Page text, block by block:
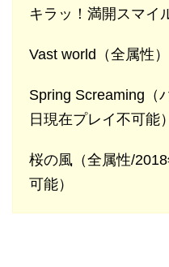
キラッ！満開スマイ
Vast world（全属性）
Spring Screaming（
日現在プレイ不可能）
桜の風（全属性/
可能）